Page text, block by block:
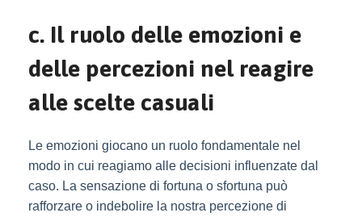
c. Il ruolo delle emozioni e
delle percezioni nel reagire
alle scelte casuali
Le emozioni giocano un ruolo fondamentale nel
modo in cui reagiamo alle decisioni influenzate dal
caso. La sensazione di fortuna o sfortuna può
rafforzare o indebolire la nostra percezione di